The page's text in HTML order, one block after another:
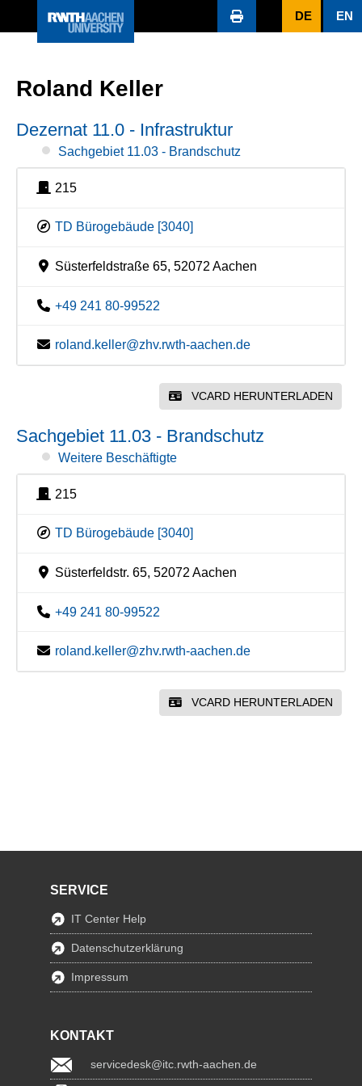
DE EN
Roland Keller
Dezernat 11.0 - Infrastruktur
Sachgebiet 11.03 - Brandschutz
215
TD Bürogebäude [3040]
Süsterfeldstraße 65, 52072 Aachen
+49 241 80-99522
roland.keller@zhv.rwth-aachen.de
VCARD HERUNTERLADEN
Sachgebiet 11.03 - Brandschutz
Weitere Beschäftigte
215
TD Bürogebäude [3040]
Süsterfeldstr. 65, 52072 Aachen
+49 241 80-99522
roland.keller@zhv.rwth-aachen.de
VCARD HERUNTERLADEN
SERVICE
IT Center Help
Datenschutzerklärung
Impressum
KONTAKT
servicedesk@itc.rwth-aachen.de